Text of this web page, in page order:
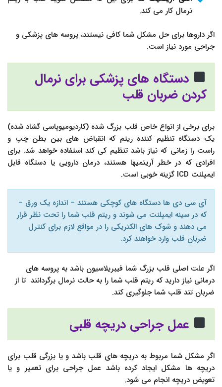
نرمال کار می کند.
اگر داروها برای حل مشکل شما کافی نیستند، پروسه های پزشکی و
جراحی مورد نیاز است.
دستگاه های پزشکی برای نرمال
کردن ضربان قلب
برای برخی از انواع خاص قلب بزرگ شده (کاردیومیوپاسی گشاد شده)
یک دستگاه تنظیم کننده ریتم که انقباض های بین بطن چپ و
راست را زمانی که نیاز باشد تنظیم کی کند استفاده خواهد شد. برای
افرادی که در خطر آریتمیها هستند، درمان دارویی یا دستگاه قابل
ایمپلنت ICD گزینه خوبی است.
آی سی دی ها دستگاه های کوچکی هستند – اندازه یک ورق –
که در سینه ایمپلنت می شوند و ریتم قلب شما را تحت نظر قرار
می دهند و شوک های الکتریکی را در مواقع لازم برای کنترل
ضربان قلب وارد خواهند کرد.
اگر علت اصلی قلب بزرگ شما فیبریلاسیون باشد به پروسه های
درمانی نیاز دارید که ریتم قلب شما را به حالت نرمال برگردانند تا از
ضربان تند قلب شما جلوگیری کند.
عمل جراحی دریچه قلبی
اگر مشکل شما مربوط به دریچه های قلب باشد و یا بزرگی قلب برای
دریچه ها مشکل ایجاد کرده باشد عمل جراحی برای تعمیر و یا
تعویض دریچه انجام می شود.